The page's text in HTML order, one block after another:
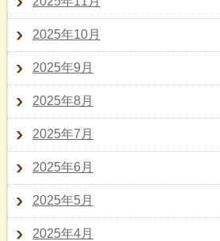
2025年10月
2025年9月
2025年8月
2025年7月
2025年6月
2025年5月
2025年4月